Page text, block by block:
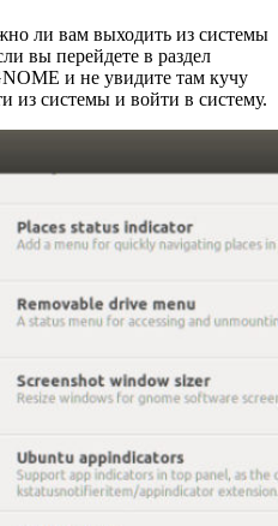
ли вам выходить из системы
вы перейдете в раздел
и не увидите там кучу
системы и войти в систему.